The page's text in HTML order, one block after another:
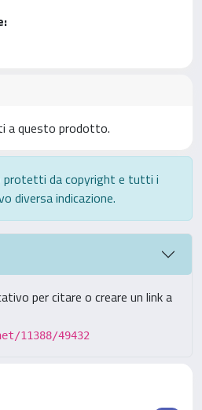
a questo prodotto.
protetti da copyright e tutti i
diversa indicazione.
per citare o creare un link a
11388/49432